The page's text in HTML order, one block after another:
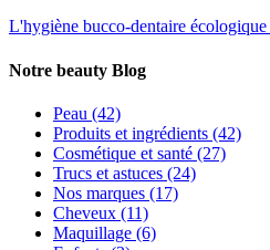
L'hygiène bucco-dentaire écologique
Notre beauty Blog
Peau (42)
Produits et ingrédients (42)
Cosmétique et santé (27)
Trucs et astuces (24)
Nos marques (17)
Cheveux (11)
Maquillage (6)